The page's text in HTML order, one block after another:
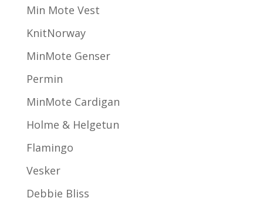
Min Mote Vest
KnitNorway
MinMote Genser
Permin
MinMote Cardigan
Holme & Helgetun
Flamingo
Vesker
Debbie Bliss